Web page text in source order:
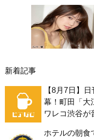
新着記事
【8月7日】
幕！町田「大
ワレコ渋谷が
ホテルの朝食